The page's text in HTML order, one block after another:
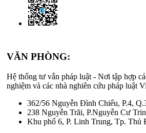
VĂN PHÒNG:
Hệ thống tư vẫn pháp luật - Nơi tập hợp
nghiệm và các nhà nghiên cứu pháp luật
362/56 Nguyễn Đình Chiểu, P.4,
238 Nguyễn Trãi, P.Nguyễn Cư
Khu phố 6, P. Linh Trung, Tp.